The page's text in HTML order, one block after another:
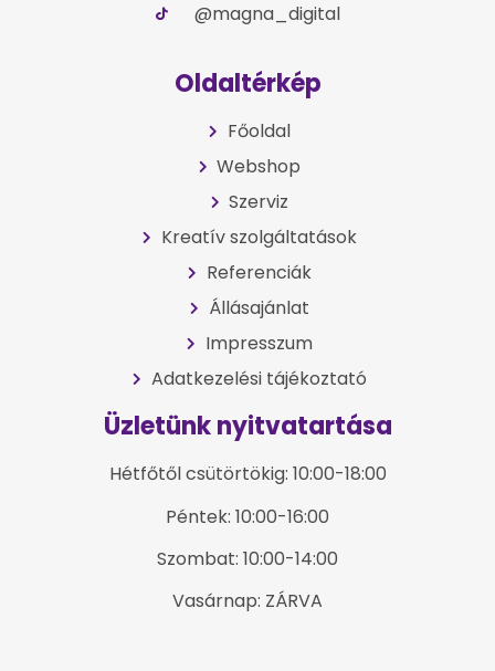
@magna_digital
Oldaltérkép
Főoldal
Webshop
Szerviz
Kreatív szolgáltatások
Referenciák
Állásajánlat
Impresszum
Adatkezelési tájékoztató
Üzletünk nyitvatartása
Hétfőtől csütörtökig: 10:00-18:00
Péntek: 10:00-16:00
Szombat: 10:00-14:00
Vasárnap: ZÁRVA